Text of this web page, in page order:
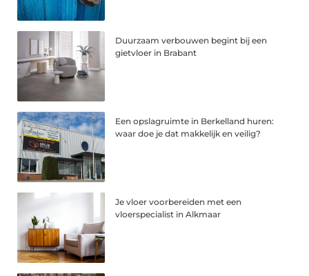
Duurzaam verbouwen begint bij een
gietvloer in Brabant
Een opslagruimte in Berkelland huren:
waar doe je dat makkelijk en veilig?
Je vloer voorbereiden met een
vloerspecialist in Alkmaar